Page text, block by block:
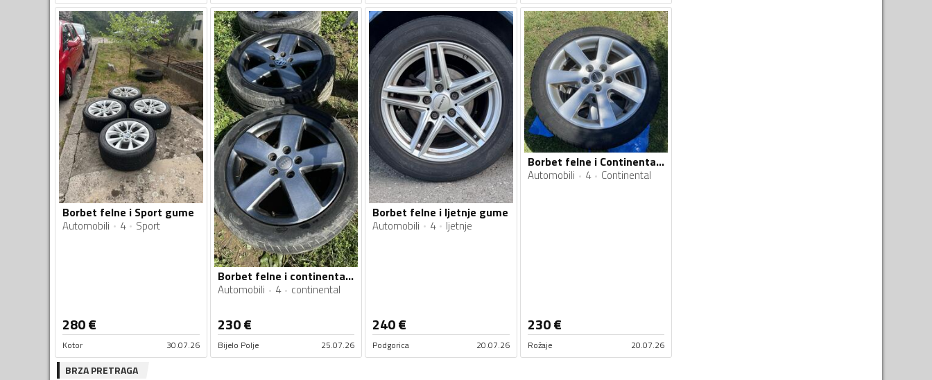
Borbet felne i Sport gume
Automobili 4 Sport
280€
Kotor 30.07.26
Borbet felne i continental gume
Automobili 4 continental
230€
Bijelo Polje 25.07.26
Borbet felne i ljetnje gume
Automobili 4 ljetnje
240€
Podgorica 20.07.26
Borbet felne i Continental gume
Automobili 4 Continental
230€
Rožaje 20.07.26
BRZA PRETRAGA